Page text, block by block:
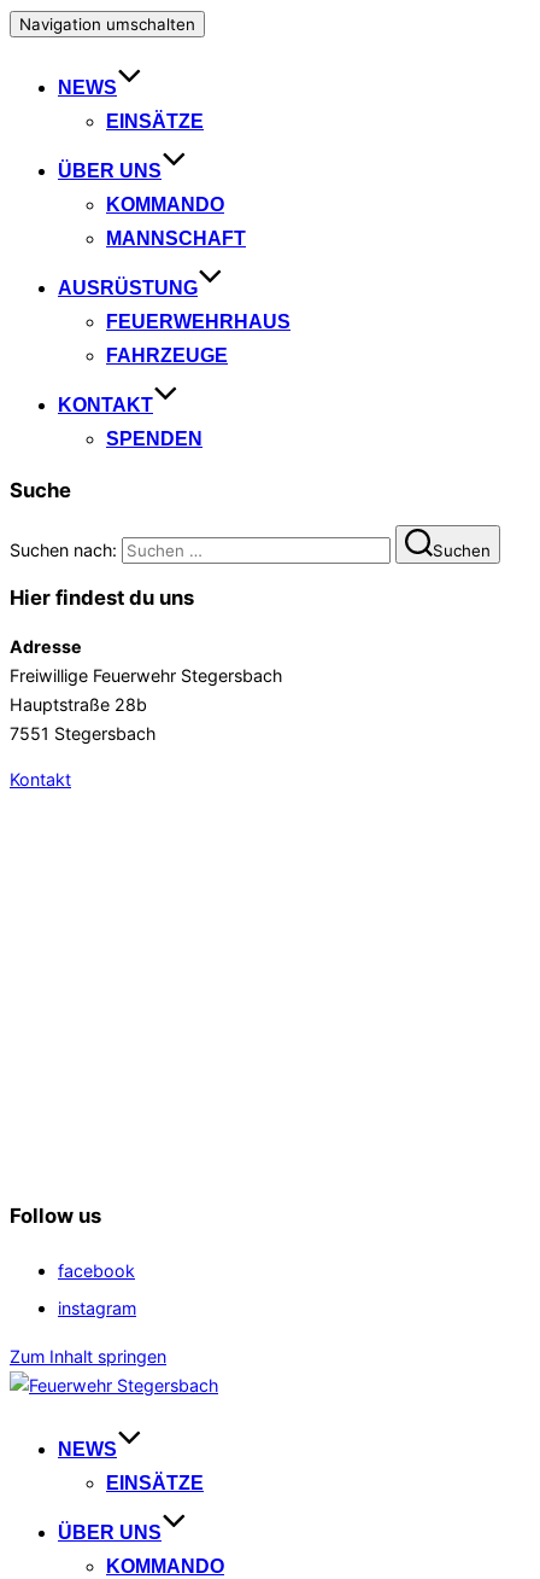
Navigation umschalten
NEWS
EINSÄTZE
ÜBER UNS
KOMMANDO
MANNSCHAFT
AUSRÜSTUNG
FEUERWEHRHAUS
FAHRZEUGE
KONTAKT
SPENDEN
Suche
Suchen nach: Suchen
Hier findest du uns
Adresse
Freiwillige Feuerwehr Stegersbach
Hauptstraße 28b
7551 Stegersbach
Kontakt
Follow us
facebook
instagram
Zum Inhalt springen
NEWS
EINSÄTZE
ÜBER UNS
KOMMANDO